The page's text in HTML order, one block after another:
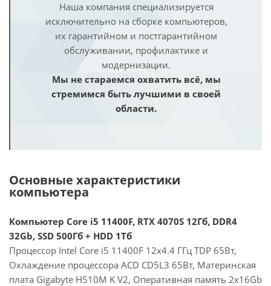
Наша компания специализируется
исключительно на сборке компьютеров,
их гарантийном и постгарантийном
обслуживании, профилактике и
модернизации.
Мы не стараемся охватить всё, мы
стремимся быть лучшими в своей
области.
Основные характеристики
компьютера
Компьютер Core i5 11400F, RTX 4070S 12Гб, DDR4
32Gb, SSD 500Гб + HDD 1Тб
Процессор Intel Core i5 11400F 12x4.4 ГГц TDP 65Вт,
Охлаждение процессора ACD CD5L3 65Вт, Материнская
плата Gigabyte H510M K V2, Оперативная память 2x16Gb